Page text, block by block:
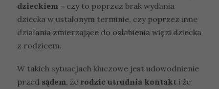
dzieckiem – czy to poprzez brak wydania
dziecka w ustalonym terminie, czy poprzez inne
działania zmierzające do osłabienia więzi dziecka
z rodzicem.
W takich sytuacjach kluczowe jest udowodnienie
przed sądem, że rodzic utrudnia kontakt i że